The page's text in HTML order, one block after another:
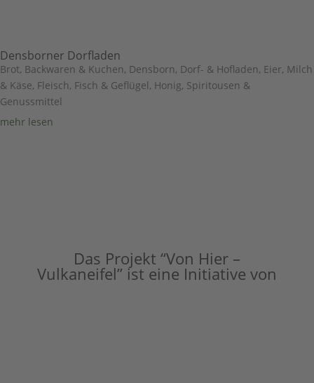
Densborner Dorfladen
Brot, Backwaren & Kuchen, Densborn, Dorf- & Hofladen, Eier, Milch
& Käse, Fleisch, Fisch & Geflügel, Honig, Spiritousen &
Genussmittel
mehr lesen
Das Projekt “Von Hier –
Vulkaneifel” ist eine Initiative von